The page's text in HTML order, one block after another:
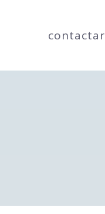
contactar